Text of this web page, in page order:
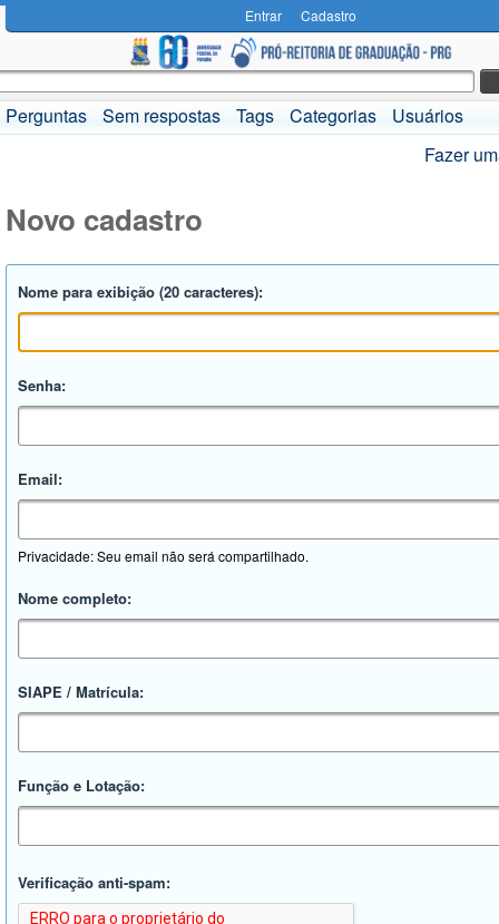
Entrar Cadastro
Perguntas Sem respostas Tags Categorias
Usuários
Fazer
Novo cadastro
Nome para exibição (20 caracteres):
Senha:
Email:
Privacidade: Seu email não será compartilhado.
Nome completo:
SIAPE / Matrícula:
Função e Lotação:
Verificação anti-spam: